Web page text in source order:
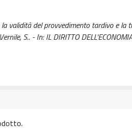
validità del provvedimento tardivo e
S.. - In: IL DIRITTO